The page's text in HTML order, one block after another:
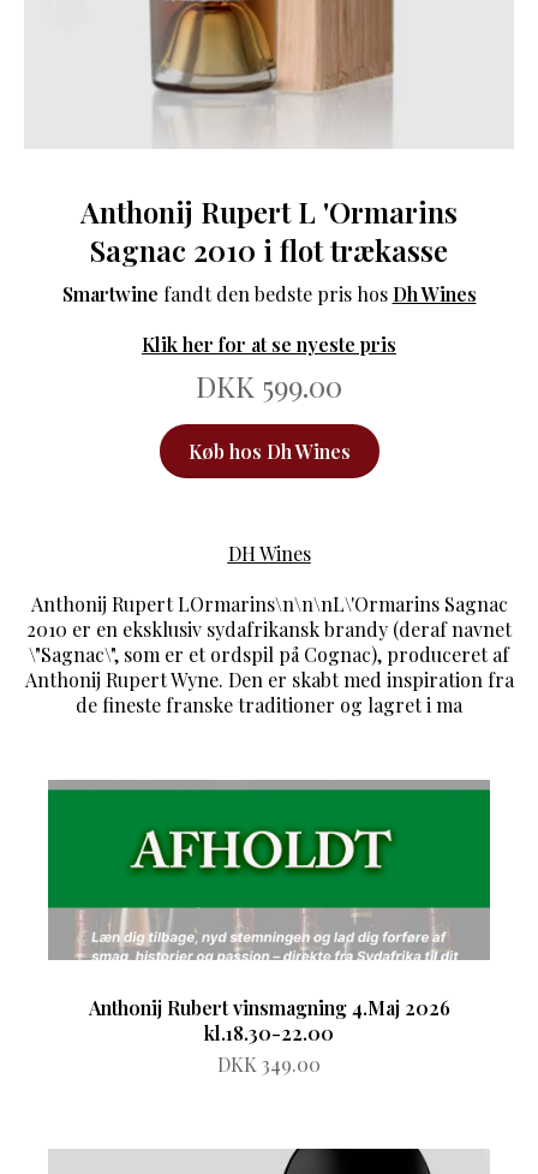
Anthonij Rupert L 'Ormarins
Sagnac 2010 i flot trækasse
Smartwine fandt den bedste pris hos Dh Wines
Klik her for at se nyeste pris
DKK 599.00
Køb hos Dh Wines
DH Wines
Anthonij Rupert LOrmarins\n\n\nL\'Ormarins Sagnac
2010 er en eksklusiv sydafrikansk brandy (deraf navnet
\"Sagnac\", som er et ordspil på Cognac), produceret af
Anthonij Rupert Wyne. Den er skabt med inspiration fra
de fineste franske traditioner og lagret i ma
Anthonij Rubert vinsmagning 4.Maj 2026
kl.18.30-22.00
DKK 349.00